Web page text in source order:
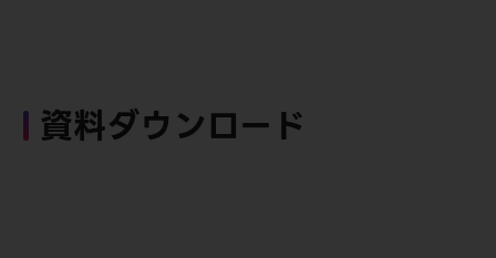
資料ダウンロード